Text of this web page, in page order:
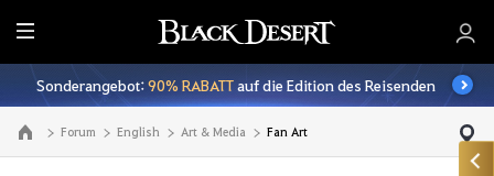
A
l
l
e
Sonderangebot:90% RABATTauf die Edition des Reisenden
Zur Hauptseite Forum English Art & Media Fan Art